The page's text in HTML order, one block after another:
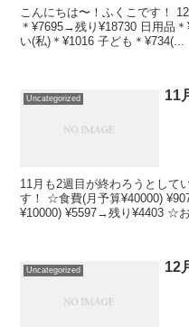
こんにちは〜！ふくこです！
＊¥7695→残り¥18730 日用品
い(私)＊¥1016 子ども＊¥734(...
Uncategorized 11
11月も2週目が終わろうとして
す！ ☆食費(月予算¥40000)
¥10000) ¥5597→残り¥4403 ☆
Uncategorized 12